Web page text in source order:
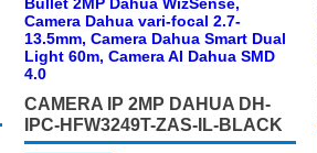
CAMERA IP 2MP DAHUA DH-
IPC-HFW3249T-ZAS-IL-BLACK